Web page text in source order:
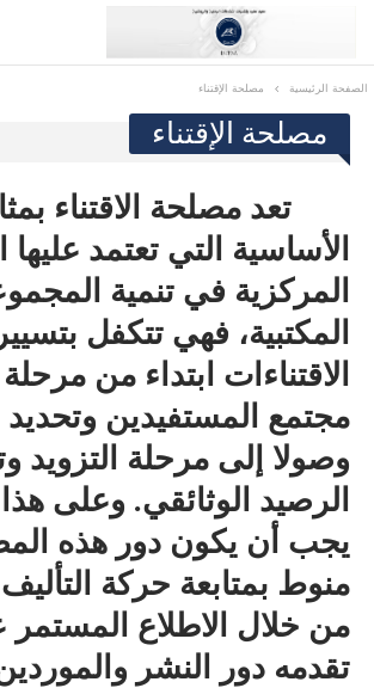
الصفحة الرئيسية مصلحة الإقتناء
مصلحة الإقتناء
تعد مصلحة الاقتناء
الأساسية التي تعتمد عليها
المركزية في تنمية
المكتبية، فهي تتكفل
الاقتناءات ابتداء من
مجتمع المستفيدين وتحديد
وصولا إلى مرحلة التزويد
الرصيد الوثائقي. وعلى
يجب أن يكون دور هذه
منوط بمتابعة حركة
من خلال الاطلاع المستمر
تقدمه دور النشر